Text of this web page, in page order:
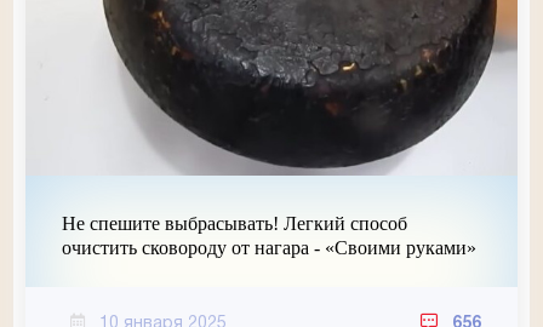
Не спешите выбрасывать! Легкий способ
очистить сковороду от нагара - «Своими руками»